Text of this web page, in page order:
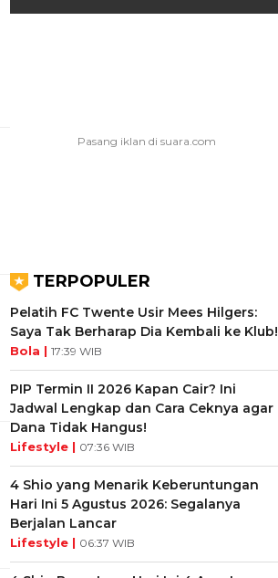
TERPOPULER
Pelatih FC Twente Usir Mees Hilgers:
Saya Tak Berharap Dia Kembali ke Klub!
Bola | 17:39 WIB
PIP Termin II 2026 Kapan Cair? Ini
Jadwal Lengkap dan Cara Ceknya agar
Dana Tidak Hangus!
Lifestyle | 07:36 WIB
4 Shio yang Menarik Keberuntungan
Hari Ini 5 Agustus 2026: Segalanya
Berjalan Lancar
Lifestyle | 06:37 WIB